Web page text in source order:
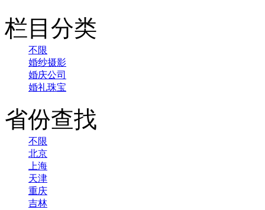
栏目分类
不限
婚纱摄影
婚庆公司
婚礼珠宝
省份查找
不限
北京
上海
天津
重庆
吉林